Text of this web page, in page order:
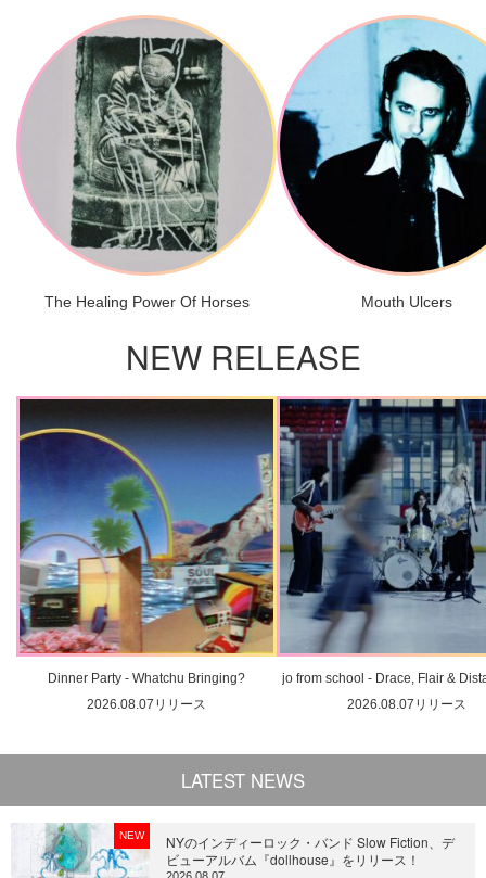
The Healing Power Of Horses Mouth Ulcers
NEW RELEASE
Dinner Party - Whatchu Bringing?
2026.08.07リリース
jo from school - Drace, Flair &
2026.08.07リリース
LATEST NEWS
NEW
NYのインディーロック・バンド Slow Fiction、デ
ビューアルバム『dollhouse』をリリース！